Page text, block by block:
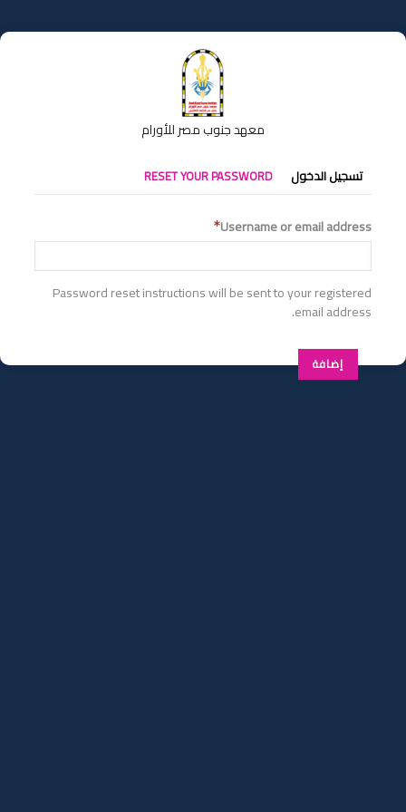
إلى
المحتوى
معهد جنوب مصر للأورام
التبويبات
الأساسية
تسجيل الدخول RESET YOUR PASSWORD
Username or email address
Password reset instructions will be sent to your registered
email address.